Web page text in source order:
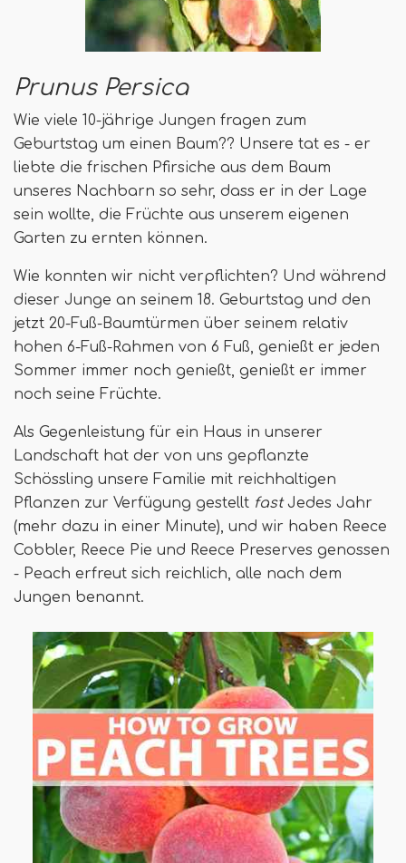
Prunus Persica
Wie viele 10-jährige Jungen fragen zum
Geburtstag um einen Baum?? Unsere tat es - er
liebte die frischen Pfirsiche aus dem Baum
unseres Nachbarn so sehr, dass er in der Lage
sein wollte, die Früchte aus unserem eigenen
Garten zu ernten können.
Wie konnten wir nicht verpflichten? Und während
dieser Junge an seinem 18. Geburtstag und den
jetzt 20-Fuß-Baumtürmen über seinem relativ
hohen 6-Fuß-Rahmen von 6 Fuß, genießt er jeden
Sommer immer noch genießt, genießt er immer
noch seine Früchte.
Als Gegenleistung für ein Haus in unserer
Landschaft hat der von uns gepflanzte
Schössling unsere Familie mit reichhaltigen
Pflanzen zur Verfügung gestellt fastJedes Jahr
(mehr dazu in einer Minute), und wir haben Reece
Cobbler, Reece Pie und Reece Preserves genossen
- Peach erfreut sich reichlich, alle nach dem
Jungen benannt.